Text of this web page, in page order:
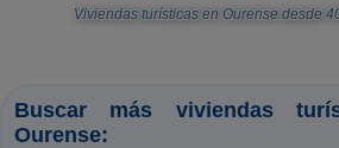
Viviendas turísticas en Ourense desde
Buscar más viviendas
Ourense: